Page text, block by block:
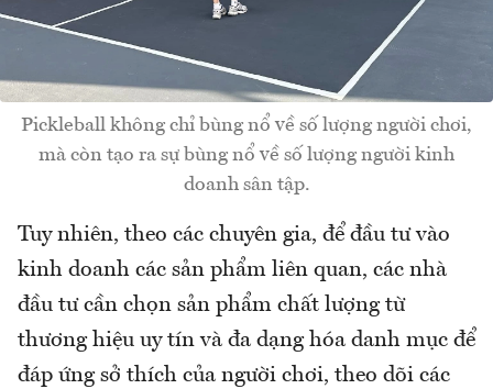
Pickleball không chỉ bùng nổ về số lượng người chơi,
mà còn tạo ra sự bùng nổ về số lượng người kinh
doanh sân tập.
Tuy nhiên, theo các chuyên gia, để đầu tư vào
kinh doanh các sản phẩm liên quan, các nhà
đầu tư cần chọn sản phẩm chất lượng từ
thương hiệu uy tín và đa dạng hóa danh mục để
đáp ứng sở thích của người chơi, theo dõi các